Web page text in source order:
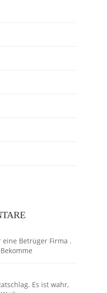
Betrüger Firma .
Es ist wahr,